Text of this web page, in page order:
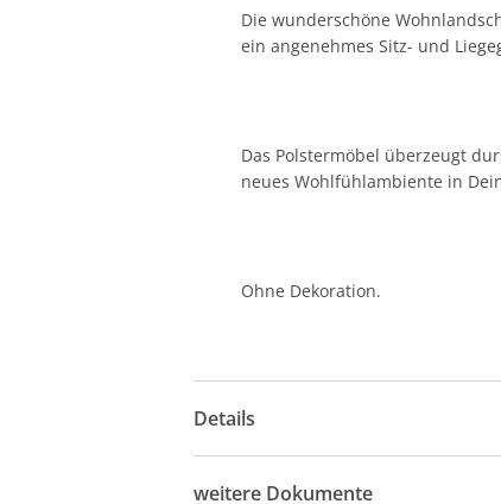
Die wunderschöne
ein angenehmes Sitz- und
Das Polstermöbel überzeugt
neues Wohlfühlambiente in
Ohne Dekoration.
Details
weitere Dokumente